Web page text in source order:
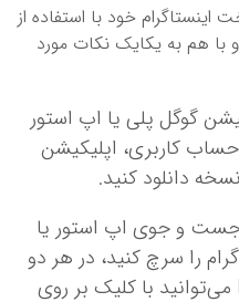
خود با استفاده از
با هم به یکایک نکات مورد
گوگل پلی یا اپ استور
حساب کاربری، اپلیکیشن
دانلود کنید.
جست ‌و جوی اپ استور یا
را سرچ کنید، در هر دو
سیستم‌ عامل اندروید یا IOS می‌توانید با کلیک بر روی